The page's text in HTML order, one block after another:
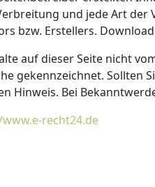
und jede Art
bzw. Erstellers.
auf dieser Seite nicht
gekennzeichnet. Sollten
Hinweis. Bei
recht24.de